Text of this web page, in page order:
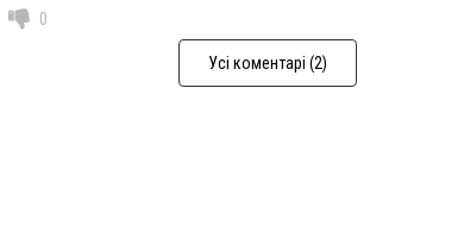
0
Усі коментарі (2)